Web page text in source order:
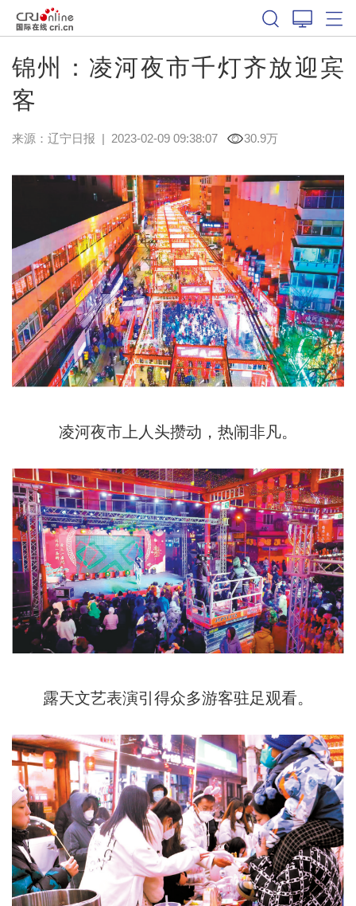
锦州：凌河夜市千灯齐放迎宾
客
来源： 辽宁日报 | 2023-02-09 09:38:07 30.9万
凌河夜市上人头攒动，热闹非凡。
露天文艺表演引得众多游客驻足观看。